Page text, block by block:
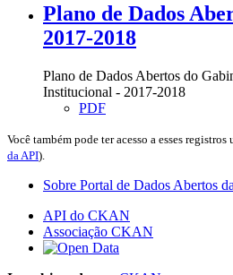
Plano de Dados
2017-2018
Plano de Dados Abertos do
Institucional - 2017-2018
PDF
Você também pode ter acesso a esses registros
da API).
Sobre Portal de Dados Abertos
API do CKAN
Associação CKAN